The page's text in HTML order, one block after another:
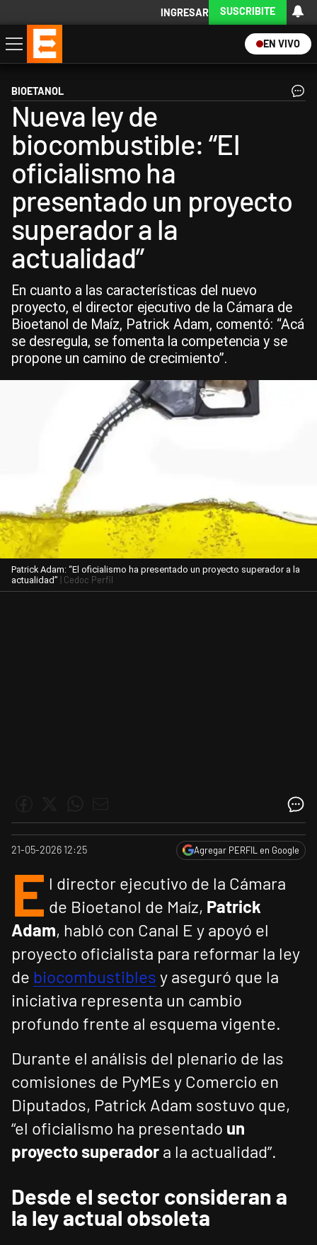
INGRESAR SUSCRIBITE
EN VIVO
Economía
Política
Internacional
Actualidad
Descargá la App
BIOETANOL
Nueva ley de
biocombustible: “El
oficialismo ha
presentado un proyecto
superador a la
actualidad”
En cuanto a las características del nuevo
proyecto, el director ejecutivo de la Cámara de
Bioetanol de Maíz, Patrick Adam, comentó: “Acá
se desregula, se fomenta la competencia y se
propone un camino de crecimiento”.
Patrick Adam: “El oficialismo ha presentado un proyecto superador a la
actualidad” | Cedoc Perfil
21-05-2026 12:25 Agregar PERFIL en Google
E l director ejecutivo de la Cámara
de Bioetanol de Maíz, Patrick
Adam, habló con Canal E y apoyó el
proyecto oficialista para reformar la ley
de biocombustibles y aseguró que la
iniciativa representa un cambio
profundo frente al esquema vigente.
Durante el análisis del plenario de las
comisiones de PyMEs y Comercio en
Diputados, Patrick Adam sostuvo que,
“el oficialismo ha presentado un
proyecto superador a la actualidad”.
Desde el sector consideran a
la ley actual obsoleta